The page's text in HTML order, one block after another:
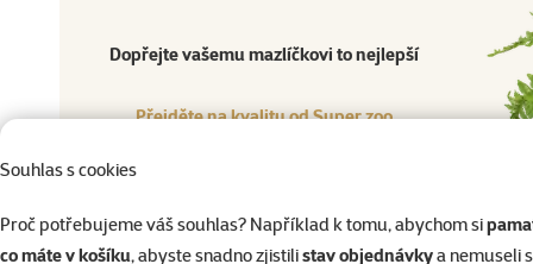
Souhlas s cookies
Proč potřebujeme váš souhlas? Například k tomu, abychom si
co máte v košíku, abyste snadno zjistilistav objednávkya nemuseli
Produkt
Dopřejte vašemu mazlíčkovi to nejlepší
Přejděte na kvalitu od Super zoo